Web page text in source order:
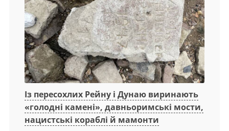
Із пересохлих Рейну і Дунаю виринають
«голодні камені», давньоримські мости,
нацистські кораблі й мамонти